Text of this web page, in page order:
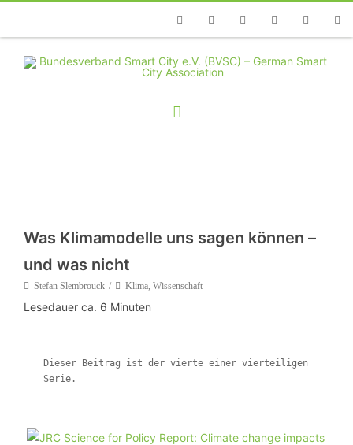
TelefonFacebookTwitterYoutubeInstagramLinkedin
Was Klimamodelle uns sagen können –
und was nicht
Stefan Slembrouck Klima, Wissenschaft
Lesedauer ca. 6 Minuten
Dieser Beitrag ist der vierte einer vierteiligen
Serie.